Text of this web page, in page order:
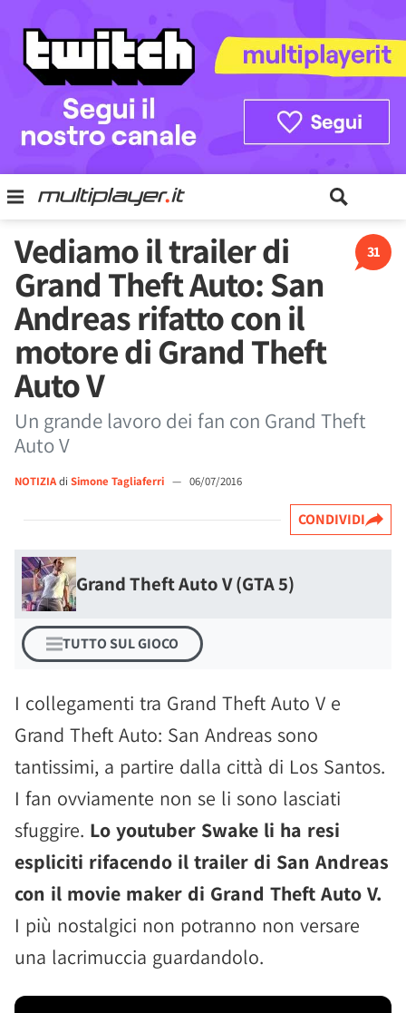
31
Vediamo il trailer di
Grand Theft Auto: San
Andreas rifatto con il
motore di Grand Theft
Auto V
Un grande lavoro dei fan con Grand Theft
Auto V
NOTIZIAdi Simone Tagliaferri — 06/07/2016
CONDIVIDI
Grand Theft Auto V (GTA 5)
TUTTO SUL GIOCO
I collegamenti tra Grand Theft Auto V e
Grand Theft Auto: San Andreas sono
tantissimi, a partire dalla città di Los Santos.
I fan ovviamente non se li sono lasciati
sfuggire. Lo youtuber Swake li ha resi
espliciti rifacendo il trailer di San Andreas
con il movie maker di Grand Theft Auto V.
I più nostalgici non potranno non versare
una lacrimuccia guardandolo.